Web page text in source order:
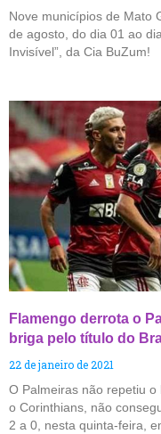
Nove municípios de Mato
de agosto, do dia 01 ao
Invisível”, da Cia BuZum!
Flamengo derrota o
briga pelo título do
22 de janeiro de 2021
O Palmeiras não repetiu
o Corinthians, não
2 a 0, nesta quinta-feira,